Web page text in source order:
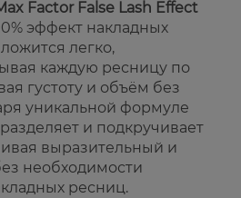
Factor False Lash Effect
эффект накладных
легко,
каждую ресницу по
густоту и объём без
уникальной формуле
и подкручивает
выразительный и
необходимости
ресниц.